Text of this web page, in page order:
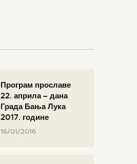
Програм прославе
22. априла – дана
Града Бања Лука
2017. године
16/01/2016